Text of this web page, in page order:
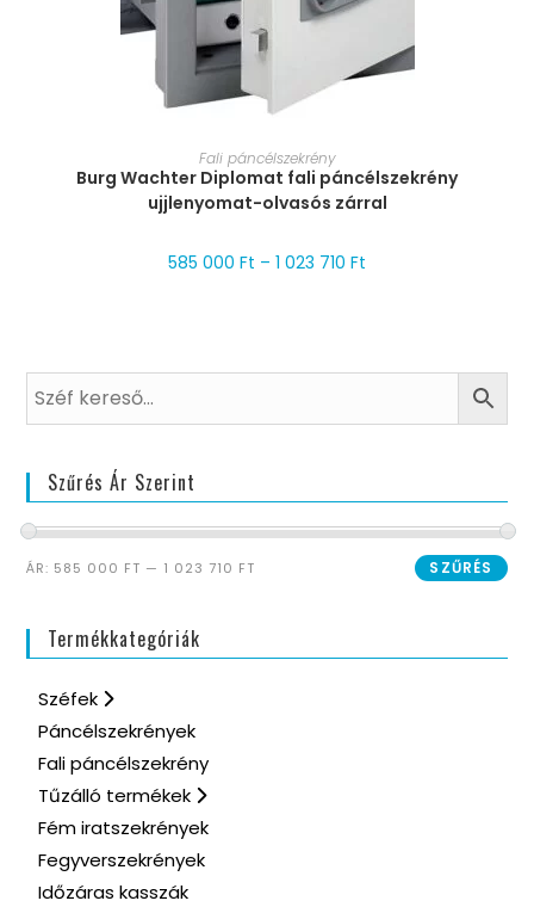
MÉRET VÁLASZTÁSA
Fali páncélszekrény
Burg Wachter Diplomat fali páncélszekrény
ujjlenyomat-olvasós zárral
585 000 Ft – 1 023 710 Ft
Szűrés Ár Szerint
SZŰRÉS
ÁR: 585 000 FT — 1 023 710 FT
Termékkategóriák
Széfek
Páncélszekrények
Fali páncélszekrény
Tűzálló termékek
Fém iratszekrények
Fegyverszekrények
Időzáras kasszák